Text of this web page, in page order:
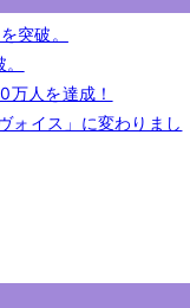
突破。
人を達成！
イス」に変わりまし